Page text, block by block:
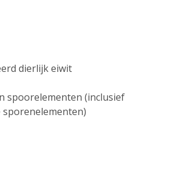
dierlijk eiwit
spoorelementen (inclusief
sporenelementen)